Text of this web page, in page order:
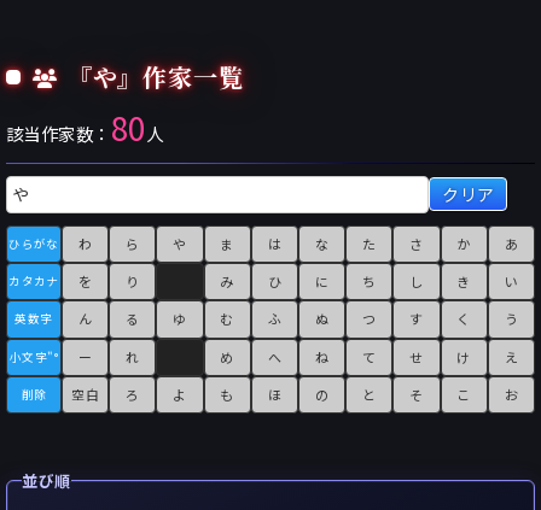
『や』作家一覧
該当作家数： 80 人
クリア
ひらがな
カタカナ
英数字
小文字"°
削除
わ
を
ん
ー
空白
ら
り
る
れ
ろ
や
ゆ
よ
ま
み
む
め
も
は
ひ
ふ
へ
ほ
な
に
ぬ
ね
の
た
ち
つ
て
と
さ
し
す
せ
そ
か
き
く
け
こ
あ
い
う
え
お
並び順